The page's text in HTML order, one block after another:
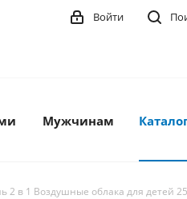
Войти
Мужчинам
в 1 Воздушные облака для детей